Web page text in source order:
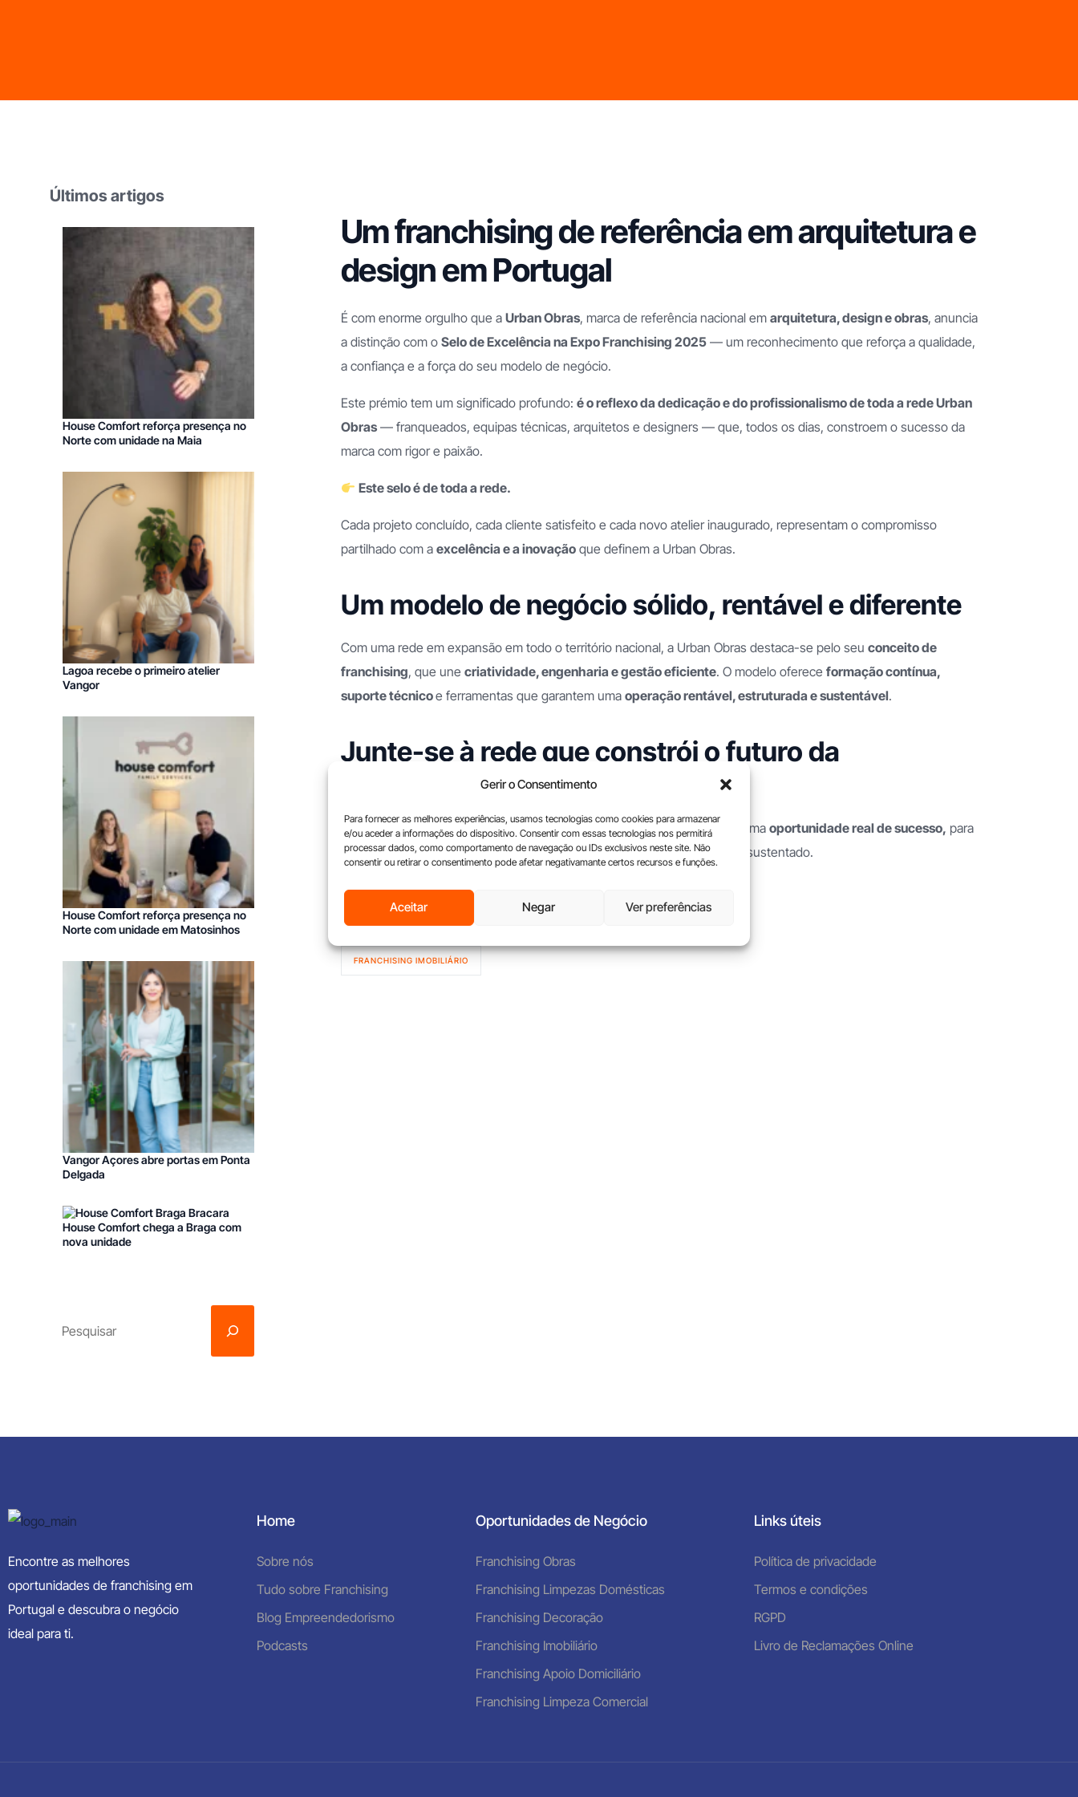
Gerir o Consentimento
Para fornecer as melhores experiências, usamos tecnologias como cookies para armazenar
e/ou aceder a informações do dispositivo. Consentir com essas tecnologias nos permitirá
processar dados, como comportamento de navegação ou IDs exclusivos neste site. Não
consentir ou retirar o consentimento pode afetar negativamante certos recursos e funções.
Aceitar Negar Ver preferências
Franchising Imobiliário
Franchising Limpezas Comerciais
Um franchising de referência em arquitetura e
design em Portugal
É com enorme orgulho que a Urban Obras, marca de referência nacional em arquitetura, design e obras, anuncia
a distinção com o Selo de Excelência na Expo Franchising 2025— um reconhecimento que reforça a qualidade,
a confiança e a força do seu modelo de negócio.
Este prémio tem um significado profundo: é o reflexo da dedicação e do profissionalismo de toda a rede Urban
Obras— franqueados, equipas técnicas, arquitetos e designers — que, todos os dias, constroem o sucesso da
marca com rigor e paixão.
Este selo é de toda a rede.
Cada projeto concluído, cada cliente satisfeito e cada novo atelier inaugurado, representam o compromisso
partilhado com a excelência e a inovaçãoque definem a Urban Obras.
Um modelo de negócio sólido, rentável e diferente
Com uma rede em expansão em todo o território nacional, a Urban Obras destaca-se pelo seu conceito de
franchising, que une criatividade, engenharia e gestão eficiente. O modelo oferece formação contínua,
suporte técnicoe ferramentas que garantem uma operação rentável, estruturada e sustentável.
Junte-se à rede que constrói o futuro da
reabilitação em Portugal
OSelo de Excelência 2025,confirma que o franchisingUrban Obras é uma oportunidade real de sucesso, para
empreendedores que valorizam a qualidade, a inovação e o crescimento sustentado.
Saiba mais sobre como ser franqueado:
https://urbanobras.pt/franchising/
FRANCHISING IMOBILIÁRIO
Últimos artigos
House Comfort reforça presença no
Norte com unidade na Maia
Lagoa recebe o primeiro atelier
Vangor
House Comfort reforça presença no
Norte com unidade em Matosinhos
Vangor Açores abre portas em Ponta
Delgada
House Comfort chega a Braga com
nova unidade
Encontre as melhores
oportunidades de franchising em
Portugal e descubra o negócio
ideal para ti.
Home
Sobre nós
Tudo sobre Franchising
Blog Empreendedorismo
Podcasts
Oportunidades de Negócio
Franchising Obras
Franchising Limpezas Domésticas
Franchising Decoração
Franchising Imobiliário
Franchising Apoio Domiciliário
Franchising Limpeza Comercial
Links úteis
Política de privacidade
Termos e condições
RGPD
Livro de Reclamações Online